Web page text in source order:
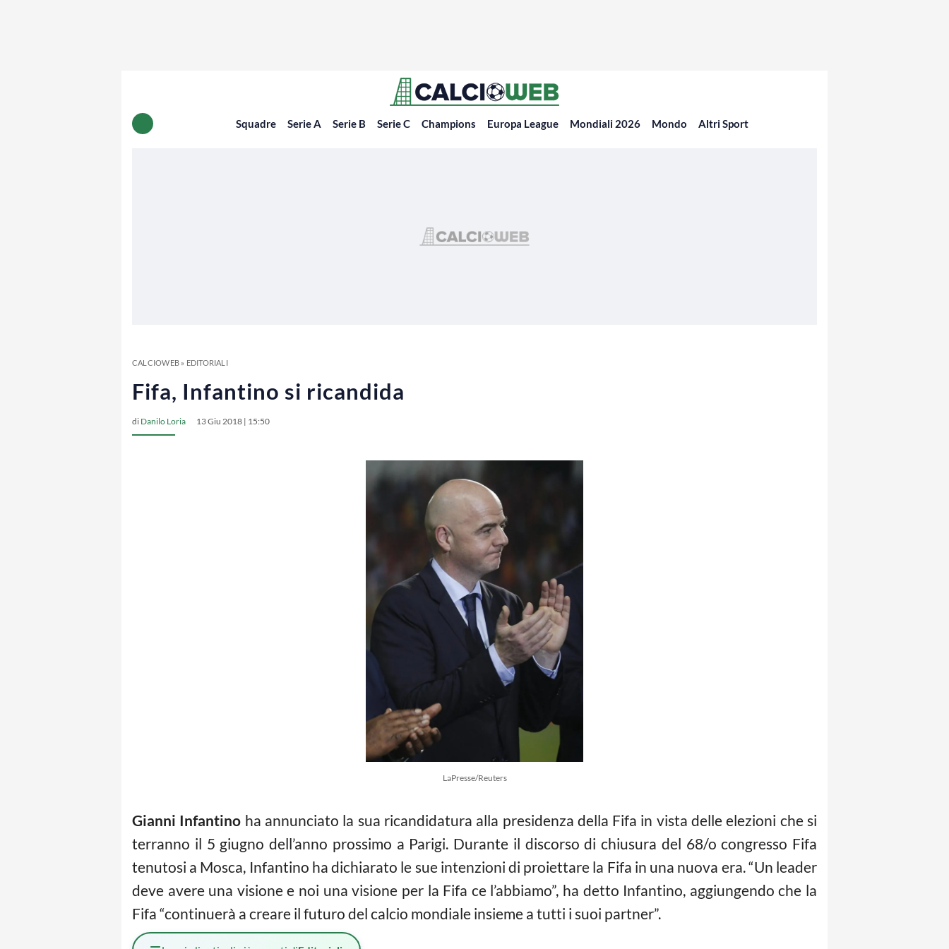
Squadre Serie A Serie B Serie C Champions Europa League Mondiali 2026 Mondo Altri Sport
CALCIOWEB» EDITORIALI
Fifa, Infantino si ricandida
di Danilo Loria 13 Giu 2018 | 15:50
LaPresse/Reuters
Gianni Infantino ha annunciato la sua ricandidatura alla presidenza della Fifa in vista delle elezioni che si
terranno il 5 giugno dell’anno prossimo a Parigi. Durante il discorso di chiusura del 68/o congresso Fifa
tenutosi a Mosca, Infantino ha dichiarato le sue intenzioni di proiettare la Fifa in una nuova era. “Un leader
deve avere una visione e noi una visione per la Fifa ce l’abbiamo”, ha detto Infantino, aggiungendo che la
Fifa “continuerà a creare il futuro del calcio mondiale insieme a tutti i suoi partner”.